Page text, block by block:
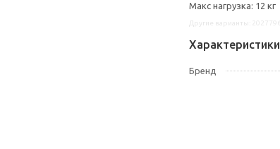
Макс нагрузка: 12 кг
Характеристики
Бренд